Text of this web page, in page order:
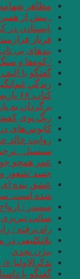
مظاهر
. پیش از همین
.ایستادن در
فرناز فرازمند
بندهای بی
/ کوه‌ها و
گفتگو با
زندگیِ
کتاب
برگردان به
ریگ توی کفش
کابوس‌های
روایت خالد
سیسیل .
عمر همچو
جسد /شعور و
عشق بنده ای
شده است.
سمندر /
صائب تبریزی
راه نرفته /
بلاتکلیفی
بیژن نجدی
تذکرالاولیا ِء/
گفتگو با